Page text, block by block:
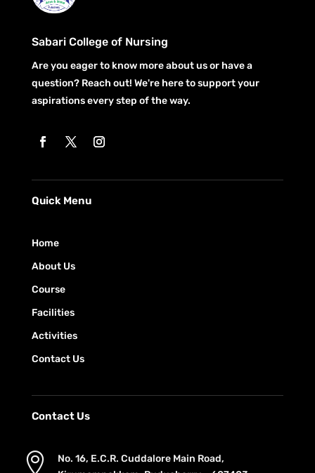
Sabari College of Nursing
Are you eager to know more about us or have a
question? Reach out! We're here to support your
aspirations every step of the way.
Quick Menu
Home
About Us
Course
Facilities
Activities
Contact Us
Contact Us

No. 16, E.C.R. Cuddalore Main Road,